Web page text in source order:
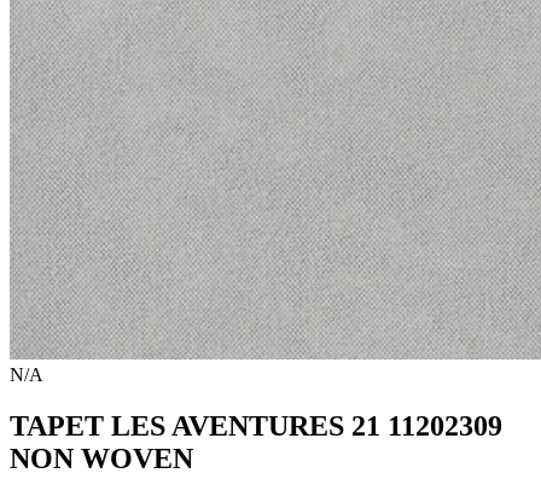
N/A
TAPET LES AVENTURES 21 11202309
NON WOVEN